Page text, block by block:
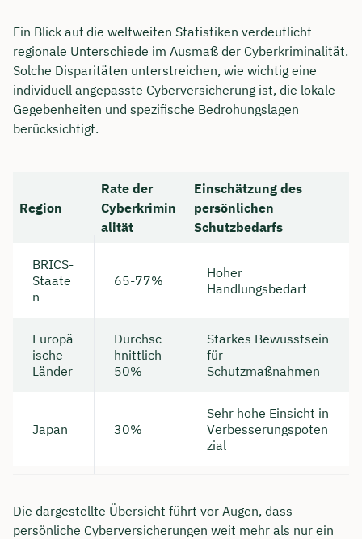
Ein Blick auf die weltweiten Statistiken verdeutlicht
regionale Unterschiede im Ausmaß der Cyberkriminalität.
Solche Disparitäten unterstreichen, wie wichtig eine
individuell angepasste Cyberversicherung ist, die lokale
Gegebenheiten und spezifische Bedrohungslagen
berücksichtigt.
Region
Rate der
Cyberkrimin
alität
Einschätzung des
persönlichen
Schutzbedarfs
BRICS-
Staate
n
65-77%
Hoher
Handlungsbedarf
Europä
ische
Länder
Durchsc
hnittlich
50%
Starkes Bewusstsein
für
Schutzmaßnahmen
Japan 30%
Sehr hohe Einsicht in
Verbesserungspoten
zial
Die dargestellte Übersicht führt vor Augen, dass
persönliche Cyberversicherungen weit mehr als nur ein